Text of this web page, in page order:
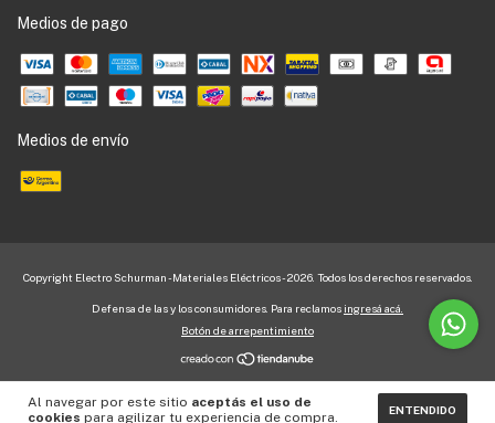
Al navegar por este sitio aceptás el uso de
cookies para agilizar tu experiencia de compra. ENTENDIDO
Medios de pago
Medios de envío
Copyright Electro Schurman - Materiales Eléctricos - 2026. Todos los derechos reservados.
Defensa de las y los consumidores. Para reclamos ingresá acá.
Botón de arrepentimiento